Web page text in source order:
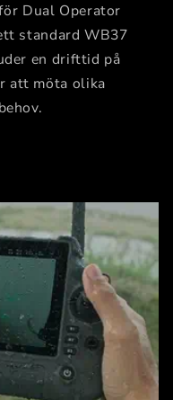
Dual Operator
standard WB37
en drifttid på
att möta olika